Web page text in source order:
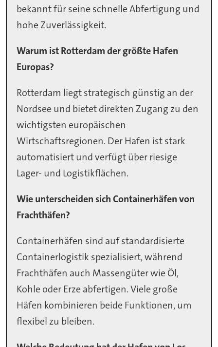
bekannt für seine schnelle Abfertigung und
hohe Zuverlässigkeit.
Warum ist Rotterdam der größte Hafen
Europas?
Rotterdam liegt strategisch günstig an der
Nordsee und bietet direkten Zugang zu den
wichtigsten europäischen
Wirtschaftsregionen. Der Hafen ist stark
automatisiert und verfügt über riesige
Lager- und Logistikflächen.
Wie unterscheiden sich Containerhäfen von
Frachthäfen?
Containerhäfen sind auf standardisierte
Containerlogistik spezialisiert, während
Frachthäfen auch Massengüter wie Öl,
Kohle oder Erze abfertigen. Viele große
Häfen kombinieren beide Funktionen, um
flexibel zu bleiben.